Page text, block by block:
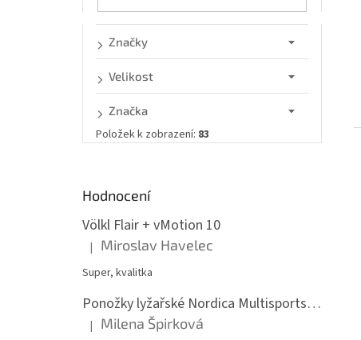
Značky
Velikost
Značka
Položek k zobrazení: 83
Hodnocení
Völkl Flair + vMotion 10
Hodnocení produktu je 5 z 5 hvězdiček.
| Miroslav Havelec
Super, kvalitka
Ponožky lyžařské Nordica Multisports Winter dvojbalení
Hodnocení produktu je 5 z 5 hvězdiček.
| Milena Špirková